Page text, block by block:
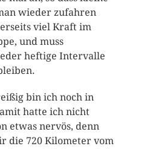
wieder zufahren
viel Kraft im
und muss
heftige Intervalle
bin ich noch in
hatte ich nicht
etwas nervös, denn
die 720 Kilometer vom